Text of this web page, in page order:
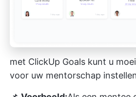
met ClickUp Goals kunt u
voor uw mentorschap instellen